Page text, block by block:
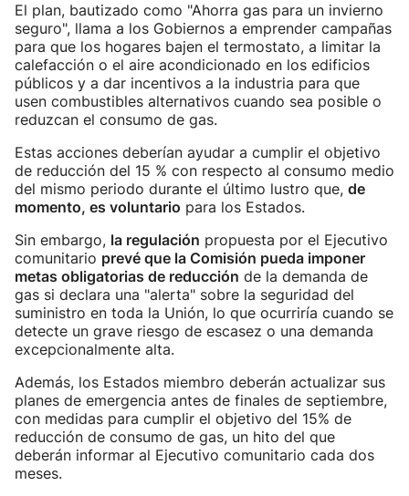
El plan, bautizado como "Ahorra gas para un invierno
seguro", llama a los Gobiernos a emprender campañas
para que los hogares bajen el termostato, a limitar la
calefacción o el aire acondicionado en los edificios
públicos y a dar incentivos a la industria para que
usen combustibles alternativos cuando sea posible o
reduzcan el consumo de gas.
Estas acciones deberían ayudar a cumplir el objetivo
de reducción del 15 % con respecto al consumo medio
del mismo periodo durante el último lustro que, de
momento, es voluntario para los Estados.
Sin embargo, la regulación propuesta por el Ejecutivo
comunitario prevé que la Comisión pueda imponer
metas obligatorias de reducción de la demanda de
gas si declara una "alerta" sobre la seguridad del
suministro en toda la Unión, lo que ocurriría cuando se
detecte un grave riesgo de escasez o una demanda
excepcionalmente alta.
Además, los Estados miembro deberán actualizar sus
planes de emergencia antes de finales de septiembre,
con medidas para cumplir el objetivo del 15% de
reducción de consumo de gas, un hito del que
deberán informar al Ejecutivo comunitario cada dos
meses.